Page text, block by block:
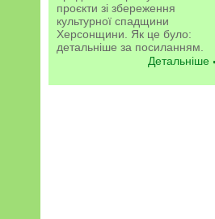
проєкти зі збереження
культурної спадщини
Херсонщини. Як це було:
детальніше за посиланням.
Детальніше